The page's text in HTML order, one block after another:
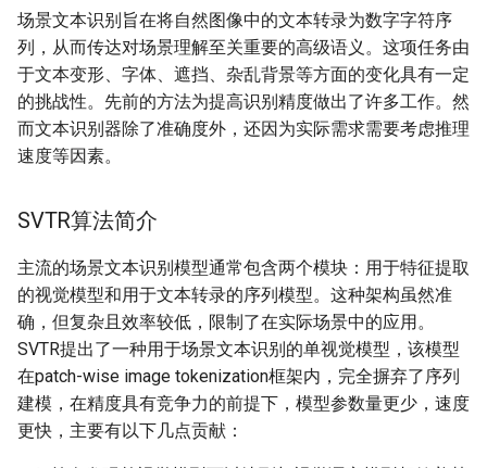
网页前端部署
Paddle2ONNX模型转化与预
测
云上飞桨部署工具
Benchmark
模型压缩
博客
PaddleOCR模型推理参数
分布式训练
项目克隆
3.2 评估
3.3 预测
4. 推理部署
4.1 Python推理
4.2 C++推理部署
4.3 Serving服务化部署
4.4 更多推理部署
5. FAQ
引用
场景文本识别旨在将自然图像中的文本转录为数字字符序
列，从而传达对场景理解至关重要的高级语义。这项任务由
于文本变形、字体、遮挡、杂乱背景等方面的变化具有一定
的挑战性。先前的方法为提高识别精度做出了许多工作。然
而文本识别器除了准确度外，还因为实际需求需要考虑推理
速度等因素。
SVTR算法简介
主流的场景文本识别模型通常包含两个模块：用于特征提取
的视觉模型和用于文本转录的序列模型。这种架构虽然准
确，但复杂且效率较低，限制了在实际场景中的应用。
SVTR提出了一种用于场景文本识别的单视觉模型，该模型
在patch-wise image tokenization框架内，完全摒弃了序列
建模，在精度具有竞争力的前提下，模型参数量更少，速度
更快，主要有以下几点贡献：